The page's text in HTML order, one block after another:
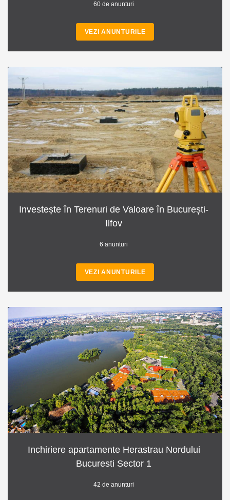
60 de anunturi
VEZI ANUNTURILE
Investește în Terenuri de Valoare în București-
Ilfov
6 anunturi
VEZI ANUNTURILE
Inchiriere apartamente Herastrau Nordului
Bucuresti Sector 1
42 de anunturi